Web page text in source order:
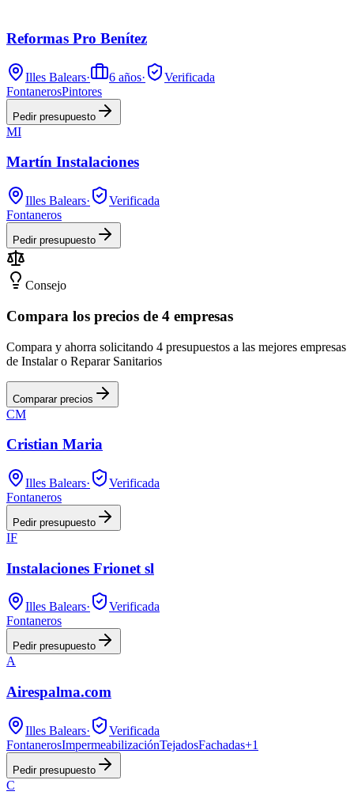
Reformas Pro Benítez
Illes Balears· 6 años·
Verificada
FontanerosPintores
Pedir presupuesto
MI
Martín Instalaciones
Illes Balears·
Verificada
Fontaneros
Pedir presupuesto
Consejo
Compara los precios de 4 empresas
Compara y ahorra solicitando 4 presupuestos a las mejores empresas
de Instalar o Reparar Sanitarios
Comparar precios
CM
Cristian Maria
Illes Balears·
Verificada
Fontaneros
Pedir presupuesto
IF
Instalaciones Frionet sl
Illes Balears·
Verificada
Fontaneros
Pedir presupuesto
A
Airespalma.com
Illes Balears·
Verificada
FontanerosImpermeabilizaciónTejadosFachadas+1
Pedir presupuesto
C